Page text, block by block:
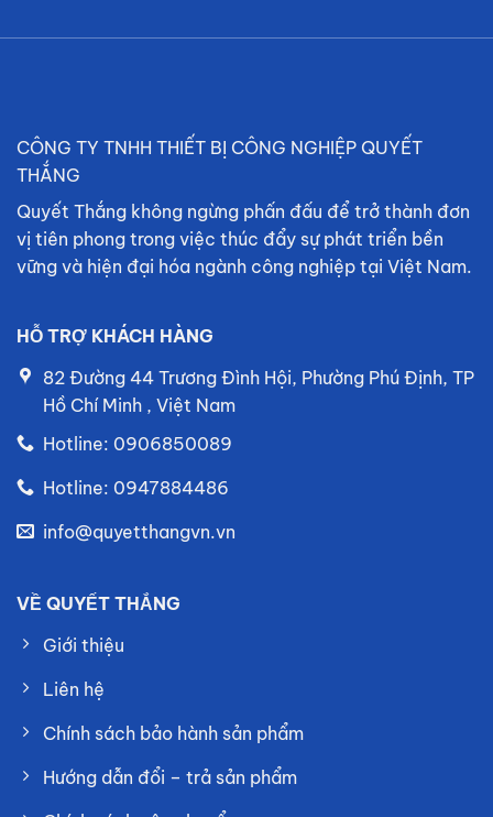
CÔNG TY TNHH THIẾT BỊ CÔNG NGHIỆP QUYẾT
THẮNG
Quyết Thắng không ngừng phấn đấu để trở thành đơn
vị tiên phong trong việc thúc đẩy sự phát triển bền
vững và hiện đại hóa ngành công nghiệp tại Việt Nam.
HỖ TRỢ KHÁCH HÀNG
82 Đường 44 Trương Đình Hội, Phường Phú Định, TP
Hồ Chí Minh , Việt Nam
Hotline: 0906850089
Hotline: 0947884486
info@quyetthangvn.vn
VỀ QUYẾT THẮNG
Giới thiệu
Liên hệ
Chính sách bảo hành sản phẩm
Hướng dẫn đổi – trả sản phẩm